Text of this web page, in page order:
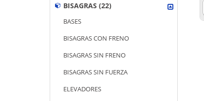
BISAGRAS (22)
BASES
BISAGRAS CON FRENO
BISAGRAS SIN FRENO
BISAGRAS SIN FUERZA
ELEVADORES